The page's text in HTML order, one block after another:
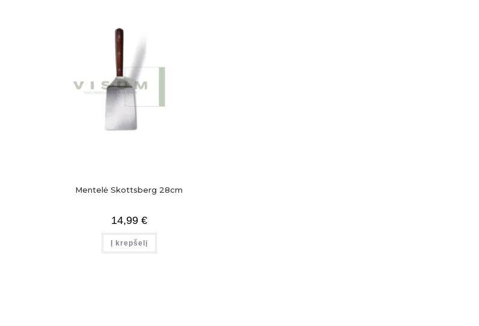
Mentelė Skottsberg 28cm
14,99 €
Į krepšelį